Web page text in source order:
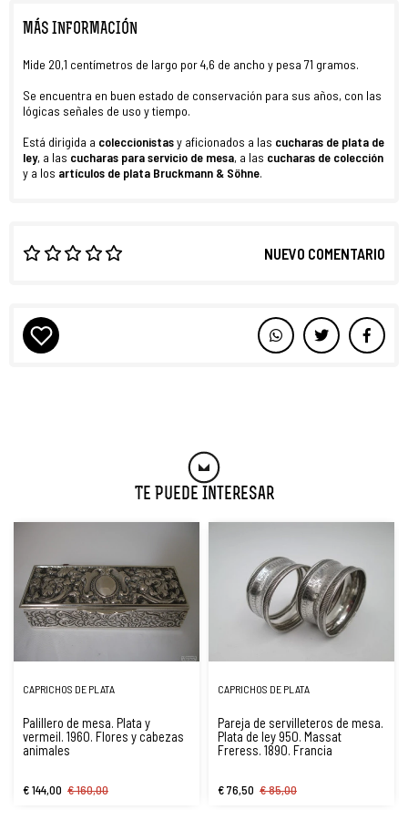
MÁS INFORMACIÓN
Mide 20,1 centímetros de largo por 4,6 de ancho y pesa 71 gramos.
Se encuentra en buen estado de conservación para sus años, con las
lógicas señales de uso y tiempo.
Está dirigida a coleccionistasy aficionados a las cucharas de plata de
ley, a las cucharas para servicio de mesa, a las cucharas de colección
y a los artículos de plata Bruckmann & Söhne.
NUEVO COMENTARIO
Te Puede Interesar
CAPRICHOS DE PLATA
Palillero de mesa. Plata y
vermeil. 1960. Flores y cabezas
animales
€ 144,00 € 160,00
CAPRICHOS DE PLATA
Pareja de servilleteros de mesa.
Plata de ley 950. Massat
Freress. 1890. Francia
€ 76,50 € 85,00